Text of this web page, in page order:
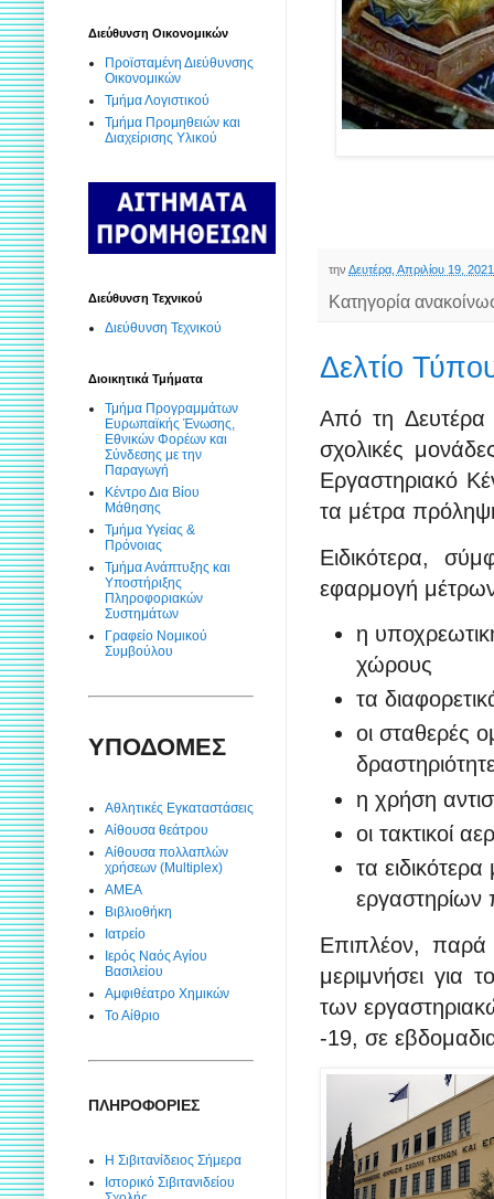
την Δευτέρα, Απριλίου 19, 2021
Κατηγορία
Δελτίο
Από τη Δευτέρα
σχολικές
Εργαστηριακό
τα μέτρα
Ειδικότερα,
εφαρμογή
η
χώρους
τα
οι σταθερές
η χρήση
οι τακτικοί
τα
εργαστηρίων
Επιπλέον, παρά
μεριμνήσει για
των
-19, σε
Διεύθυνση Οικονομικών
Προϊσταμένη Διεύθυνσης
Οικονομικών
Τμήμα Λογιστικού
Τμήμα Προμηθειών και
Διαχείρισης Υλικού
Διεύθυνση Τεχνικού
Διεύθυνση Τεχνικού
Διοικητικά Τμήματα
Τμήμα Προγραμμάτων
Ευρωπαϊκής Ένωσης,
Εθνικών Φορέων και
Σύνδεσης με την
Παραγωγή
Κέντρο Δια Βίου
Μάθησης
Τμήμα Υγείας &
Πρόνοιας
Τμήμα Ανάπτυξης και
Υποστήριξης
Πληροφοριακών
Συστημάτων
Γραφείο Νομικού
Συμβούλου
ΥΠΟΔΟΜΕΣ
Αθλητικές Εγκαταστάσεις
Αίθουσα θεάτρου
Αίθουσα πολλαπλών
χρήσεων (Multiplex)
ΑΜΕΑ
Βιβλιοθήκη
Ιατρείο
Ιερός Ναός Αγίου
Βασιλείου
Αμφιθέατρο Χημικών
Το Αίθριο
ΠΛΗΡΟΦΟΡΙΕΣ
Η Σιβιτανίδειος Σήμερα
Ιστορικό Σιβιτανιδείου